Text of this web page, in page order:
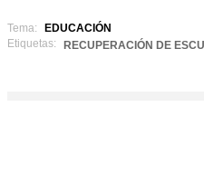
Tema:
EDUCACIÓN
Etiquetas:
RECUPERACIÓN DE